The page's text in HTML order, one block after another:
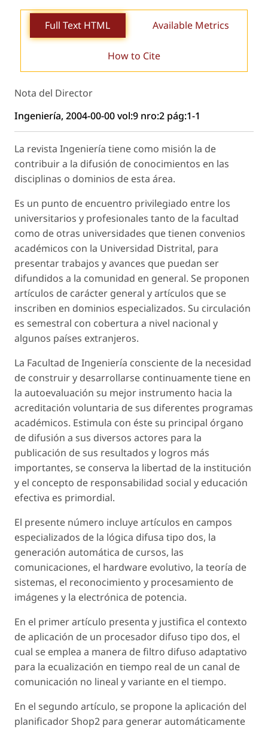
Full Text HTML Available Metrics
How to Cite
Nota del Director
Ingeniería, 2004-00-00 vol:9 nro:2 pág:1-1
La revista Ingeniería tiene como misión la de
contribuir a la difusión de conocimientos en las
disciplinas o dominios de esta área.
Es un punto de encuentro privilegiado entre los
universitarios y profesionales tanto de la facultad
como de otras universidades que tienen convenios
académicos con la Universidad Distrital, para
presentar trabajos y avances que puedan ser
difundidos a la comunidad en general. Se proponen
artículos de carácter general y artículos que se
inscriben en dominios especializados. Su circulación
es semestral con cobertura a nivel nacional y
algunos países extranjeros.
La Facultad de Ingeniería consciente de la necesidad
de construir y desarrollarse continuamente tiene en
la autoevaluación su mejor instrumento hacia la
acreditación voluntaria de sus diferentes programas
académicos. Estimula con éste su principal órgano
de difusión a sus diversos actores para la
publicación de sus resultados y logros más
importantes, se conserva la libertad de la institución
y el concepto de responsabilidad social y educación
efectiva es primordial.
El presente número incluye artículos en campos
especializados de la lógica difusa tipo dos, la
generación automática de cursos, las
comunicaciones, el hardware evolutivo, la teoría de
sistemas, el reconocimiento y procesamiento de
imágenes y la electrónica de potencia.
En el primer artículo presenta y justifica el contexto
de aplicación de un procesador difuso tipo dos, el
cual se emplea a manera de filtro difuso adaptativo
para la ecualización en tiempo real de un canal de
comunicación no lineal y variante en el tiempo.
En el segundo artículo, se propone la aplicación del
planificador Shop2 para generar automáticamente